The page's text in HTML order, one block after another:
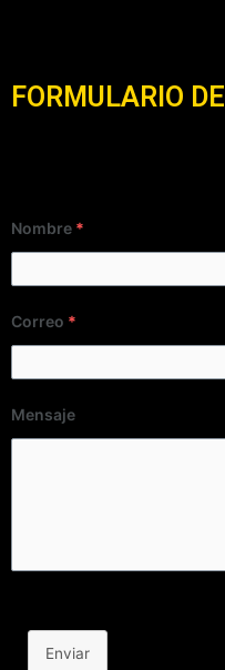
FORMULARIO
Nombre *
Correo *
Mensaje
Enviar